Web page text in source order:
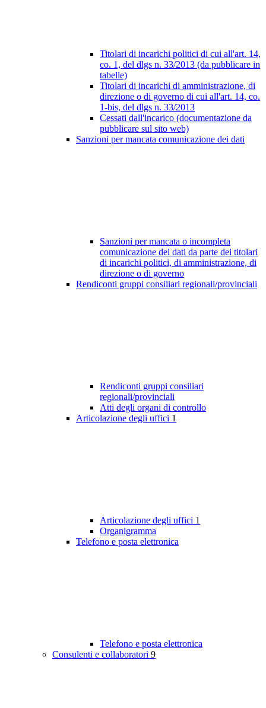
Titolari di incarichi politici di cui all'art. 14,
co. 1, del dlgs n. 33/2013 (da pubblicare in
tabelle)
Titolari di incarichi di amministrazione, di
direzione o di governo di cui all'art. 14, co.
1-bis, del dlgs n. 33/2013
Cessati dall'incarico (documentazione da
pubblicare sul sito web)
Sanzioni per mancata comunicazione dei dati
Sanzioni per mancata o incompleta
comunicazione dei dati da parte dei titolari
di incarichi politici, di amministrazione, di
direzione o di governo
Rendiconti gruppi consiliari regionali/provinciali
Rendiconti gruppi consiliari
regionali/provinciali
Atti degli organi di controllo
Articolazione degli uffici 1
Articolazione degli uffici 1
Organigramma
Telefono e posta elettronica
Telefono e posta elettronica
Consulenti e collaboratori 9